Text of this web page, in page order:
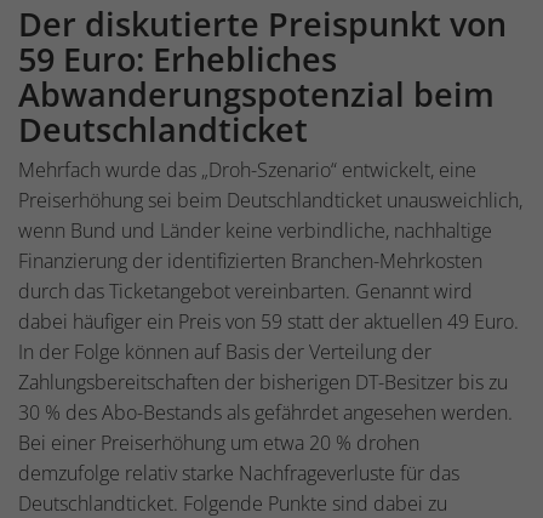
Der diskutierte Preispunkt von
59 Euro: Erhebliches
Abwanderungspotenzial beim
Deutschlandticket
Mehrfach wurde das „Droh-Szenario“ entwickelt, eine
Preiserhöhung sei beim Deutschlandticket unausweichlich,
wenn Bund und Länder keine verbindliche, nachhaltige
Finanzierung der identifizierten Branchen-Mehrkosten
durch das Ticketangebot vereinbarten. Genannt wird
dabei häufiger ein Preis von 59 statt der aktuellen 49 Euro.
In der Folge können auf Basis der Verteilung der
Zahlungsbereitschaften der bisherigen DT-Besitzer bis zu
30 % des Abo-Bestands als gefährdet angesehen werden.
Bei einer Preiserhöhung um etwa 20 % drohen
demzufolge relativ starke Nachfrageverluste für das
Deutschlandticket. Folgende Punkte sind dabei zu